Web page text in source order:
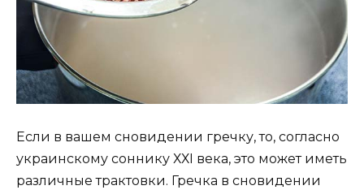
Если в вашем сновидении гречку, то, согласно
украинскому соннику ХХI века, это может иметь
различные трактовки. Гречка в сновидении